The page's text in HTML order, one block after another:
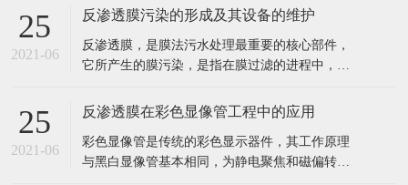
出水水质好。 2、工业食品超纯水设备多采用多
预处理，能有效去除原水中的悬浮物、胶体、泥
沙、异味等杂质，处理后的水能能
25
2021-06
反渗透膜污染的形成及其设备的维护
反渗透膜，是膜法污水处理最重要的核心部件，
它所产生的膜污染，是指在膜过滤的进程中，水
让膜孔径变小或者是阻塞。反渗透膜作为深圳反
的要素、损害。 1、反渗透体系污染 反渗透体系
的污染通常指体系进水中所含的无
25
2021-06
反渗透膜在彩色显像管工程中的应用
彩色显像管是传统的彩色显示器件，其工作原理
与黑白显像管基本相同，为静电聚焦和磁偏转方